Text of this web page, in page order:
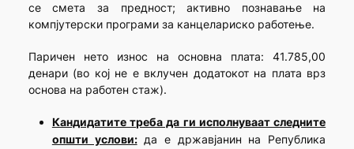
се смета за предност; активно познавање на
компјутерски програми за канцелариско работење.
Паричен нето износ на основна плата: 41.785,00
денари (во кој не е вклучен додатокот на плата врз
основа на работен стаж).
Кандидатите треба да ги исполнуваат следните
општи услови:да е државјанин на Република